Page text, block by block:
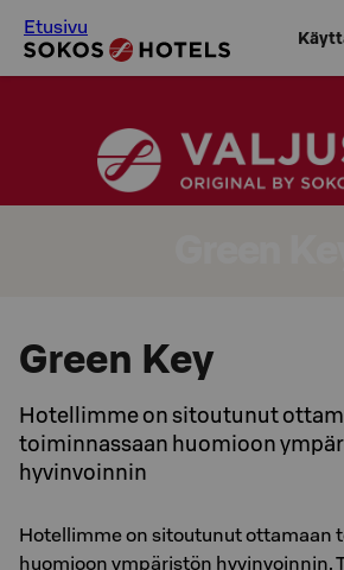
Etusivu
Green Key
Hotellimme on sitoutunut
toiminnassaan huomioon
hyvinvoinnin
Hotellimme on sitoutunut ottamaan
huomioon ympäristön hyvinvoinnin.